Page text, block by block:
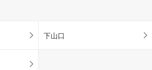
下山口